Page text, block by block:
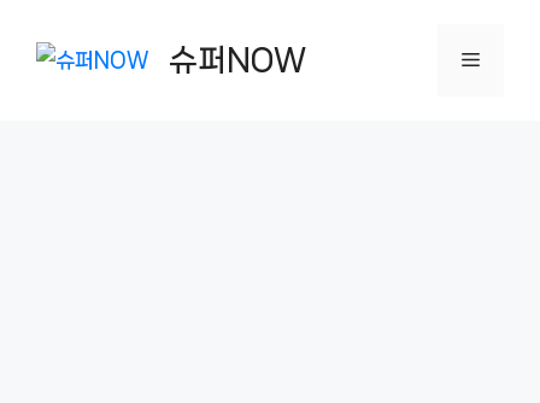
슈퍼NOW 메